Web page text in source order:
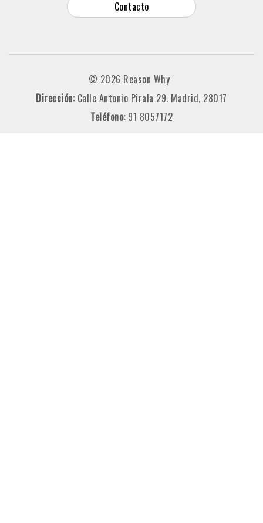
Contacto
© 2026 Reason Why
Dirección: Calle Antonio Pirala 29. Madrid, 28017
Teléfono: 91 8057172